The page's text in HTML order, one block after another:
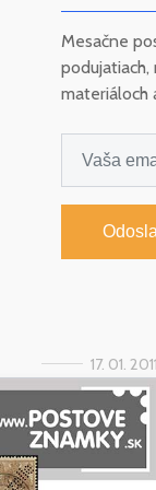
Mesačne
podujatiach,
materiáloch
17. 01. 2011